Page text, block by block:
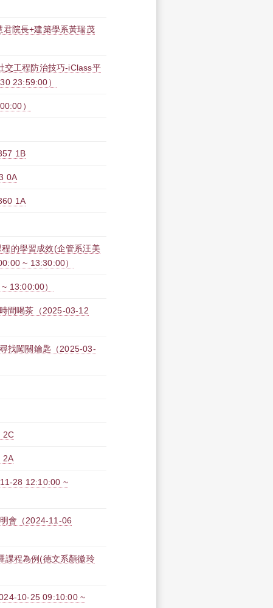
院長+建築學系黃瑞茂
交工程防治技巧-iClass平
23:59:00）
）
1B
0A
1A
的學習成效(企管系汪美
~ 13:30:00）
13:00:00）
間喝茶（2025-03-12
找闖關鑰匙（2025-03-
2C
2A
28 12:10:00 ~
會（2024-11-06
課程為例(德文系顏徽玲
10-25 09:10:00 ~